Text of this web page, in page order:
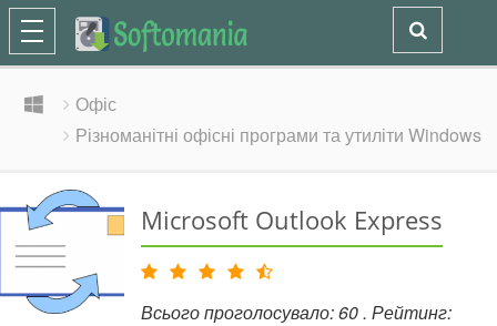
Офіс
Різноманітні офісні програми та утиліти Windows
Microsoft Outlook Express
Всього проголосувало:60. Рейтинг: